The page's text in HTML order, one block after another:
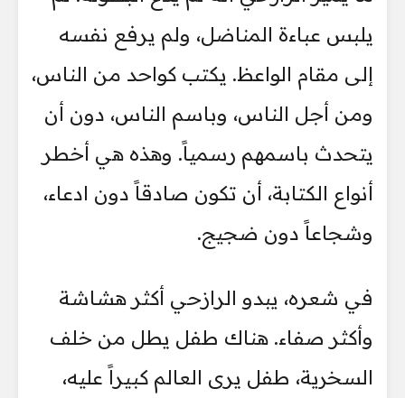
يلبس عباءة المناضل، ولم يرفع نفسه
إلى مقام الواعظ. يكتب كواحد من الناس،
ومن أجل الناس، وباسم الناس، دون أن
يتحدث باسمهم رسمياً. وهذه هي أخطر
أنواع الكتابة، أن تكون صادقاً دون ادعاء،
وشجاعاً دون ضجيج.
في شعره، يبدو الرازحي أكثر هشاشة
وأكثر صفاء. هناك طفل يطل من خلف
السخرية، طفل يرى العالم كبيراً عليه،